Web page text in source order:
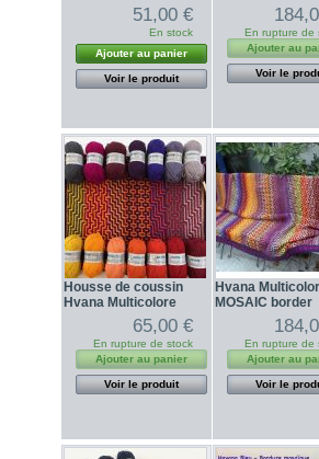
51,00 €
En stock
Ajouter au panier
Voir le produit
En rupture de
Ajouter au
Voir le
Housse de coussin
Hvana Multicolore
65,00 €
En rupture de stock
Ajouter au panier
Voir le produit
Hvana
MOSAIC border
En rupture de
Ajouter au
Voir le